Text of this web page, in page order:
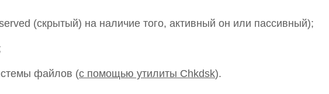
(скрытый) на наличие того, активный он или пассивный);
файлов (с помощью утилиты Сhkdsk).